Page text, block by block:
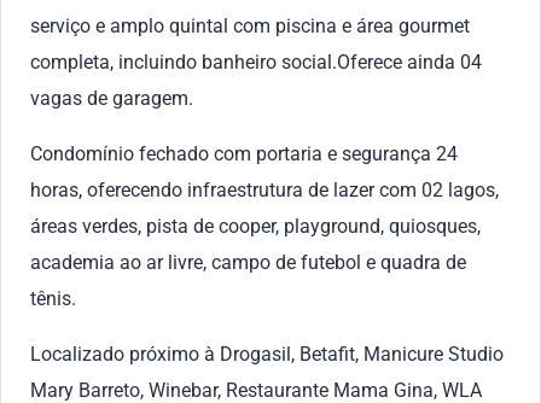
serviço e amplo quintal com piscina e área gourmet
completa, incluindo banheiro social.Oferece ainda 04
vagas de garagem.
Condomínio fechado com portaria e segurança 24
horas, oferecendo infraestrutura de lazer com 02 lagos,
áreas verdes, pista de cooper, playground, quiosques,
academia ao ar livre, campo de futebol e quadra de
tênis.
Localizado próximo à Drogasil, Betafit, Manicure Studio
Mary Barreto, Winebar, Restaurante Mama Gina, WLA